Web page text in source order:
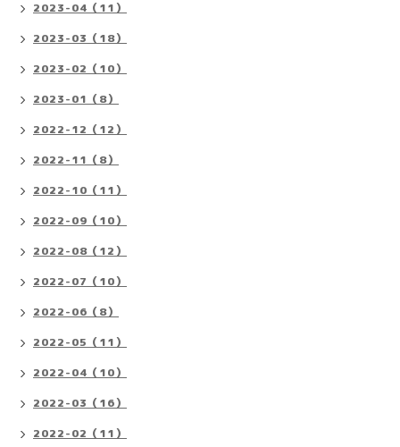
2023-04（11）
2023-03（18）
2023-02（10）
2023-01（8）
2022-12（12）
2022-11（8）
2022-10（11）
2022-09（10）
2022-08（12）
2022-07（10）
2022-06（8）
2022-05（11）
2022-04（10）
2022-03（16）
2022-02（11）